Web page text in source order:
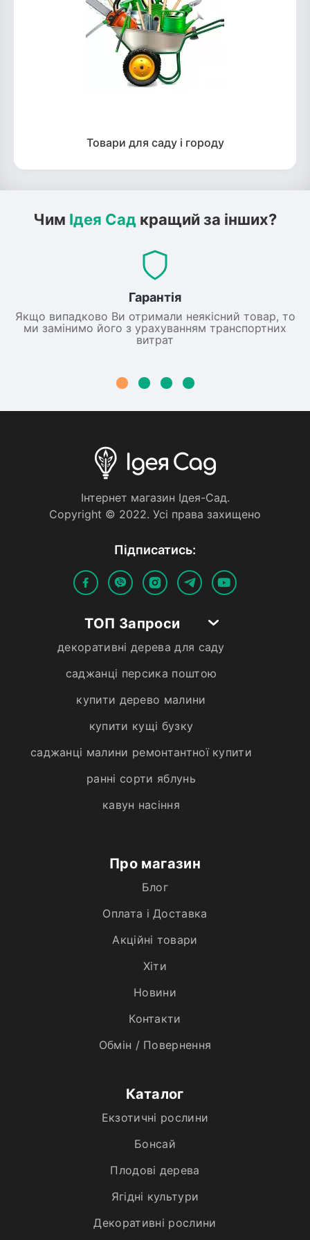
Товари для саду і городу
Чим Ідея Сад кращий за інших?
Гарантія
Якщо випадково Ви отримали неякісний товар, то
ми замінимо його з урахуванням транспортних
витрат
Iнтернет магазин Iдея-Сад.
Copyright © 2022. Усi права захищено
Пiдписатись:
ТОП Запроси
декоративні дерева для саду
саджанці персика поштою
купити дерево малини
купити кущі бузку
саджанці малини ремонтантної купити
ранні сорти яблунь
кавун насіння
Про магазин
Блог
Оплата і Доставка
Акційні товари
Хiти
Новини
Контакти
Обмін / Повернення
Каталог
Екзотичні рослини
Бонсай
Плодові дерева
Ягідні культури
Декоративні рослини